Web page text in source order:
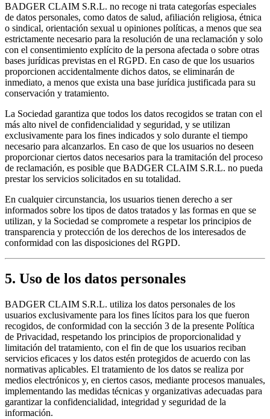
BADGER CLAIM S.R.L. no recoge ni trata categorías especiales
de datos personales, como datos de salud, afiliación religiosa, étnica
o sindical, orientación sexual u opiniones políticas, a menos que sea
estrictamente necesario para la resolución de una reclamación y solo
con el consentimiento explícito de la persona afectada o sobre otras
bases jurídicas previstas en el RGPD. En caso de que los usuarios
proporcionen accidentalmente dichos datos, se eliminarán de
inmediato, a menos que exista una base jurídica justificada para su
conservación y tratamiento.
La Sociedad garantiza que todos los datos recogidos se tratan con el
más alto nivel de confidencialidad y seguridad, y se utilizan
exclusivamente para los fines indicados y solo durante el tiempo
necesario para alcanzarlos. En caso de que los usuarios no deseen
proporcionar ciertos datos necesarios para la tramitación del proceso
de reclamación, es posible que BADGER CLAIM S.R.L. no pueda
prestar los servicios solicitados en su totalidad.
En cualquier circunstancia, los usuarios tienen derecho a ser
informados sobre los tipos de datos tratados y las formas en que se
utilizan, y la Sociedad se compromete a respetar los principios de
transparencia y protección de los derechos de los interesados de
conformidad con las disposiciones del RGPD.
5. Uso de los datos personales
BADGER CLAIM S.R.L. utiliza los datos personales de los
usuarios exclusivamente para los fines lícitos para los que fueron
recogidos, de conformidad con la sección 3 de la presente Política
de Privacidad, respetando los principios de proporcionalidad y
limitación del tratamiento, con el fin de que los usuarios reciban
servicios eficaces y los datos estén protegidos de acuerdo con las
normativas aplicables. El tratamiento de los datos se realiza por
medios electrónicos y, en ciertos casos, mediante procesos manuales,
implementando las medidas técnicas y organizativas adecuadas para
garantizar la confidencialidad, integridad y seguridad de la
información.